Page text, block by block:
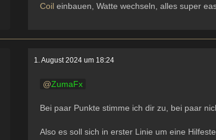
Coil einbauen, Watte wechseln, alles super
1. August 2024 um 18:24
ZumaFx
Bei paar Punkte stimme ich dir zu, bei paar
Also es soll sich in erster Linie um eine